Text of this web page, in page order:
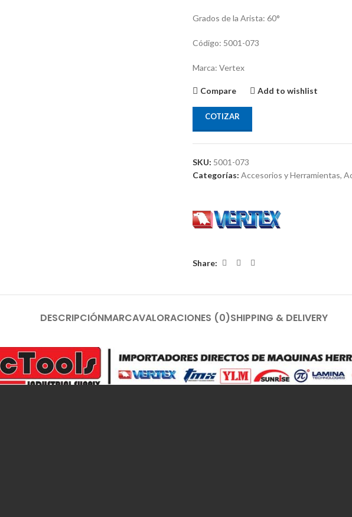
Grados de la Arista: 60°
Código: 5001-073
Marca: Vertex
Compare Add to wishlist
COTIZAR
SKU: 5001-073
Categorías: Accesorios y Herramientas,
Share:
DESCRIPCIÓNMARCAVALORACIONES (0)SHIPPING & DELIVERY